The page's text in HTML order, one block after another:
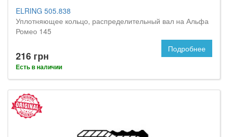
ELRING 505.838
Уплотняющее кольцо, распределительный вал на Альфа
Ромео 145
216 грн
Есть в наличии
Подробнее